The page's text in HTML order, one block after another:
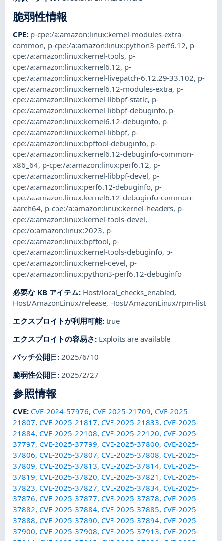
脆弱性情報
CPE: p-cpe:/a:amazon:linux:kernel-modules-extra-
common, p-cpe:/a:amazon:linux:python3-perf6.12, p-
cpe:/a:amazon:linux:kernel-tools, p-
cpe:/a:amazon:linux:kernel6.12, p-
cpe:/a:amazon:linux:kernel-livepatch-6.12.29-33.102, p-
cpe:/a:amazon:linux:kernel6.12-modules-extra, p-
cpe:/a:amazon:linux:kernel-libbpf-static, p-
cpe:/a:amazon:linux:kernel-libbpf-debuginfo, p-
cpe:/a:amazon:linux:kernel6.12-debuginfo, p-
cpe:/a:amazon:linux:kernel-libbpf, p-
cpe:/a:amazon:linux:bpftool-debuginfo, p-
cpe:/a:amazon:linux:kernel6.12-debuginfo-common-
x86_64, p-cpe:/a:amazon:linux:perf6.12, p-
cpe:/a:amazon:linux:kernel-libbpf-devel, p-
cpe:/a:amazon:linux:perf6.12-debuginfo, p-
cpe:/a:amazon:linux:kernel6.12-debuginfo-common-
aarch64, p-cpe:/a:amazon:linux:kernel-headers, p-
cpe:/a:amazon:linux:kernel-tools-devel,
cpe:/o:amazon:linux:2023, p-
cpe:/a:amazon:linux:bpftool, p-
cpe:/a:amazon:linux:kernel-tools-debuginfo, p-
cpe:/a:amazon:linux:kernel-devel, p-
cpe:/a:amazon:linux:python3-perf6.12-debuginfo
必要な KB アイテム: Host/local_checks_enabled,
Host/AmazonLinux/release, Host/AmazonLinux/rpm-list
エクスプロイトが利用可能:true
エクスプロイトの容易さ: Exploits are available
パッチ公開日: 2025/6/10
脆弱性公開日: 2025/2/27
参照情報
CVE: CVE-2024-57976, CVE-2025-21709, CVE-2025-
21807, CVE-2025-21817, CVE-2025-21833, CVE-2025-
21884, CVE-2025-22108, CVE-2025-22120, CVE-2025-
37797, CVE-2025-37799, CVE-2025-37800, CVE-2025-
37806, CVE-2025-37807, CVE-2025-37808, CVE-2025-
37809, CVE-2025-37813, CVE-2025-37814, CVE-2025-
37819, CVE-2025-37820, CVE-2025-37821 , CVE-2025-
37823, CVE-2025-37827, CVE-2025-37834, CVE-2025-
37876, CVE-2025-37877, CVE-2025-37878, CVE-2025-
37882, CVE-2025-37884, CVE-2025-37885, CVE-2025-
37888, CVE-2025-37890, CVE-2025-37894, CVE-2025-
37900, CVE-2025-37908, CVE-2025-37913, CVE-2025-